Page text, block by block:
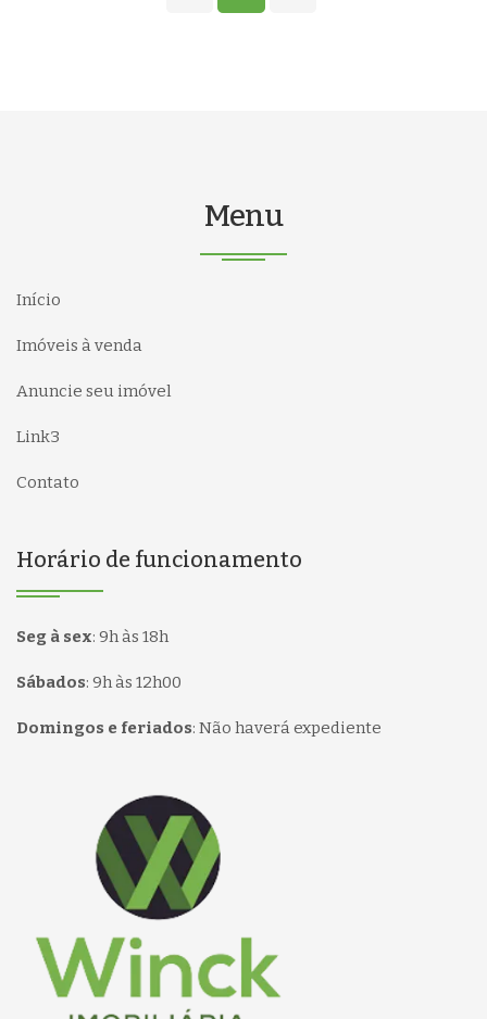
Menu
Início
Imóveis à venda
Anuncie seu imóvel
Link3
Contato
Horário de funcionamento
Seg à sex: 9h às 18h
Sábados: 9h às 12h00
Domingos e feriados: Não haverá expediente
Página inicial